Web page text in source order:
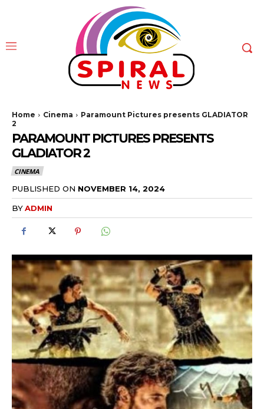
Home Cinema
Paramount Pictures presents GLADIATOR
2
PARAMOUNT PICTURES PRESENTS
GLADIATOR 2
CINEMA
PUBLISHED ON NOVEMBER 14, 2024
BYADMIN